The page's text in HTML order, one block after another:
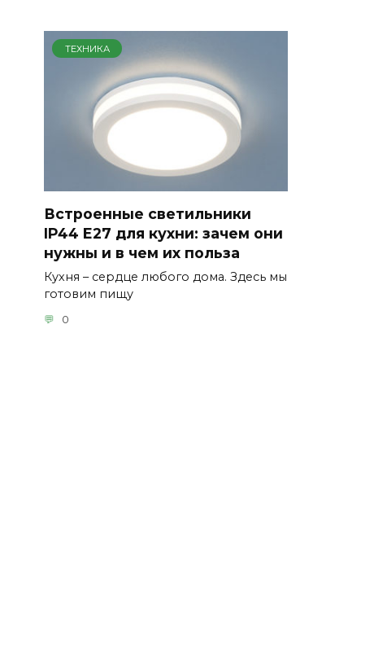
ТЕХНИКА
Встроенные светильники
IP44 E27 для кухни: зачем они
нужны и в чем их польза
Кухня – сердце любого дома. Здесь мы
готовим пищу
0